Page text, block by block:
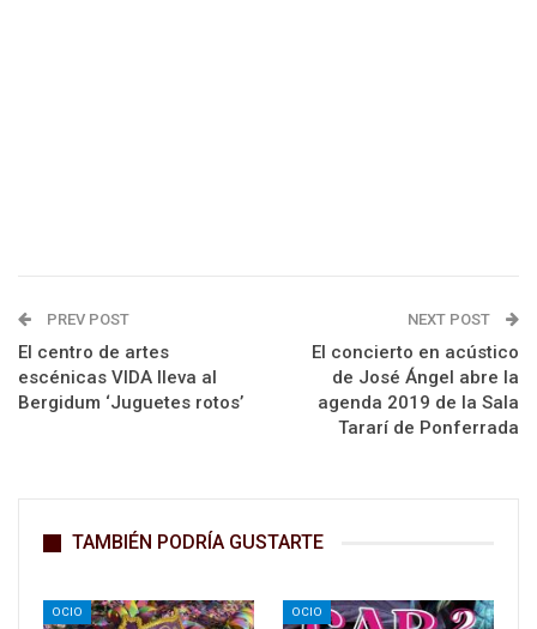
PREV POST
El centro de artes
escénicas VIDA lleva al
Bergidum ‘Juguetes rotos’
NEXT POST
El concierto en acústico
de José Ángel abre la
agenda 2019 de la Sala
Tararí de Ponferrada
TAMBIÉN PODRÍA GUSTARTE
OCIO OCIO